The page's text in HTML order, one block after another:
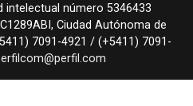
intelectual número 5346433
C1289ABI , Ciudad Autónoma de
7091-4921 / (+5411) 7091-